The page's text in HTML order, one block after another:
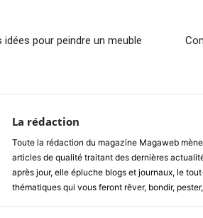
idées pour peindre un meuble
La rédaction
Toute la rédaction du magazine Magaweb
articles de qualité traitant des dernières
après jour, elle épluche blogs et journaux, le
thématiques qui vous feront rêver, bondir,